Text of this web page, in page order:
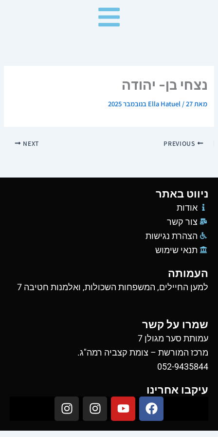
נצחי בן- יהודה
מאת Ella Hatuel /27 בנובמבר 2025
NEXT
ניווט באתר
אודות
צור קשר
הצהרת נגישות
תנאי שימוש
העמותה
למען החיילים, המשפחות השכולות, ואלמנות חטיבה 7
שמרו על קשר
עמותת סער מגולן 7
מרכז המורשת – צומת קצביה רמה"ג.
052-9435844
עיקבו אחרינו
F
a
c
Y
o
u
I
n
s
I
n
s